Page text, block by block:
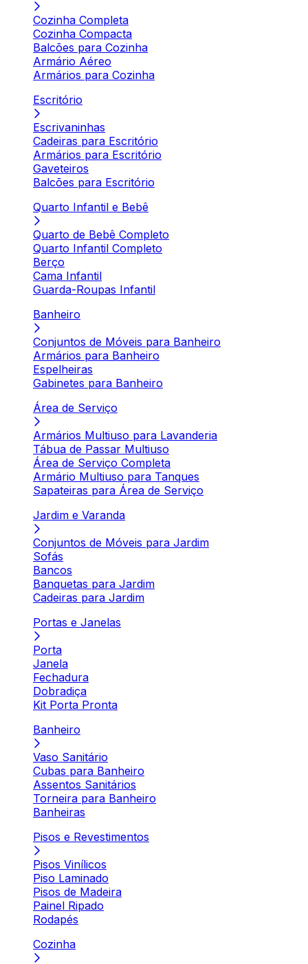
Cozinha Completa
Cozinha Compacta
Balcões para Cozinha
Armário Aéreo
Armários para Cozinha
Escritório
Escrivaninhas
Cadeiras para Escritório
Armários para Escritório
Gaveteiros
Balcões para Escritório
Quarto Infantil e Bebê
Quarto de Bebê Completo
Quarto Infantil Completo
Berço
Cama Infantil
Guarda-Roupas Infantil
Banheiro
Conjuntos de Móveis para Banheiro
Armários para Banheiro
Espelheiras
Gabinetes para Banheiro
Área de Serviço
Armários Multiuso para Lavanderia
Tábua de Passar Multiuso
Área de Serviço Completa
Armário Multiuso para Tanques
Sapateiras para Área de Serviço
Jardim e Varanda
Conjuntos de Móveis para Jardim
Sofás
Bancos
Banquetas para Jardim
Cadeiras para Jardim
Portas e Janelas
Porta
Janela
Fechadura
Dobradiça
Kit Porta Pronta
Banheiro
Vaso Sanitário
Cubas para Banheiro
Assentos Sanitários
Torneira para Banheiro
Banheiras
Pisos e Revestimentos
Pisos Vinílicos
Piso Laminado
Pisos de Madeira
Painel Ripado
Rodapés
Cozinha